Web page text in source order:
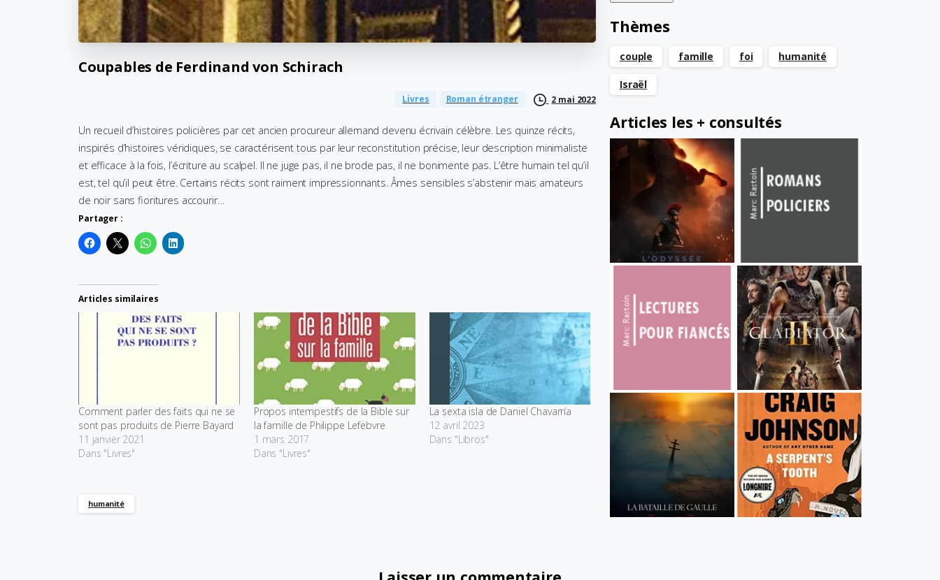
Coupables de Ferdinand von Schirach
Livres Roman étranger 2 mai 2022
Un recueil d’histoires policières par cet ancien procureur allemand devenu écrivain célèbre. Les quinze récits,
inspirés d’histoires véridiques, se caractérisent tous par leur reconstitution précise, leur description minimaliste
et efficace à la fois, l’écriture au scalpel. Il ne juge pas, il ne brode pas, il ne bonimente pas. L’être humain tel qu’il
est, tel qu’il peut être. Certains récits sont raiment impressionnants. Âmes sensibles s’abstenir mais amateurs
de noir sans fioritures accourir…
Partager :
Articles similaires
Comment parler des faits qui ne se
sont pas produits de Pierre Bayard
11 janvier 2021
Dans "Livres"
Propos intempestifs de la Bible sur
la famille de Philippe Lefebvre
1 mars 2017
Dans "Livres"
La sexta isla de Daniel Chavarría
12 avril 2023
Dans "Libros"
humanité
Thèmes
couple famille foi humanité
Israël
Articles les + consultés